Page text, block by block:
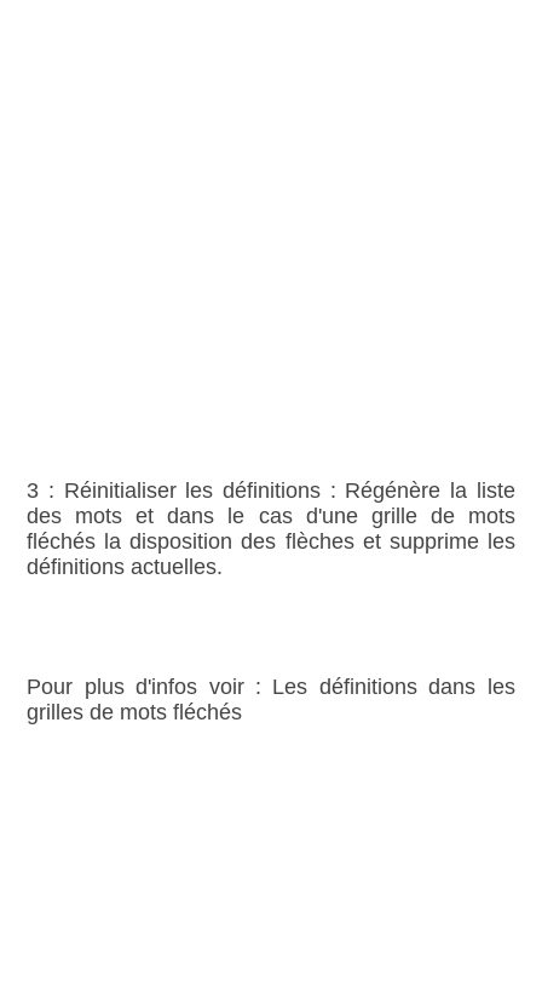
3 : Réinitialiser les définitions : Régénère la liste
des mots et dans le cas d'une grille de mots
fléchés la disposition des flèches et supprime les
définitions actuelles.
Pour plus d'infos voir : Les définitions dans les
grilles de mots fléchés